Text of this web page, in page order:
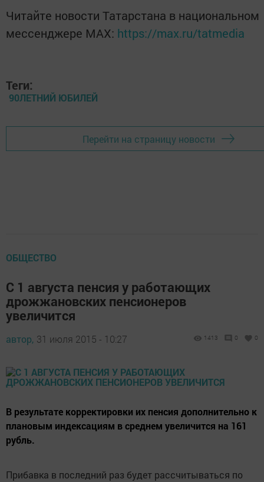
Читайте новости Татарстана в национальном
мессенджере MАХ: https://max.ru/tatmedia
Теги:
90ЛЕТНИЙ ЮБИЛЕЙ
Перейти на страницу новости
ОБЩЕСТВО
С 1 августа пенсия у работающих
дрожжановских пенсионеров
увеличится
автор, 31 июля 2015 - 10:27 1413 0 0
В результате корректировки их пенсия дополнительно к
плановым индексациям в среднем увеличится на 161
рубль.
Прибавка в последний раз будет рассчитываться по